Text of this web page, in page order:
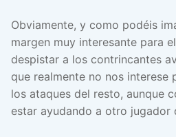
Obviamente, y como podéis
margen muy interesante para el
despistar a los contrincantes
que realmente no nos interese
los ataques del resto, aunque
estar ayudando a otro jugador